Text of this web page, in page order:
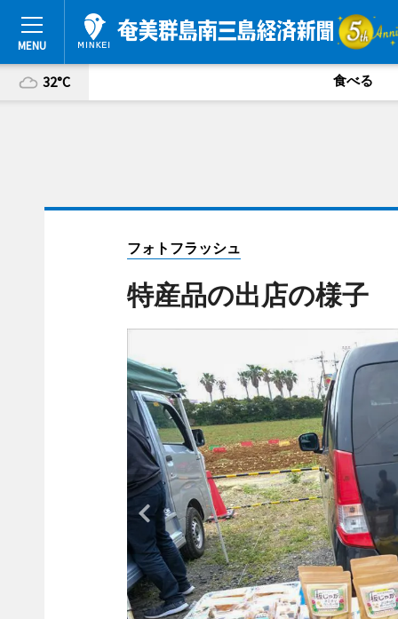
32°C 食べる
フォトフラッシュ
特産品の出店の様子